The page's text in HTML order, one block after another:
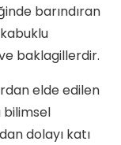
barındıran
baklagillerdir.
elde edilen
bilimsel
dolayı katı